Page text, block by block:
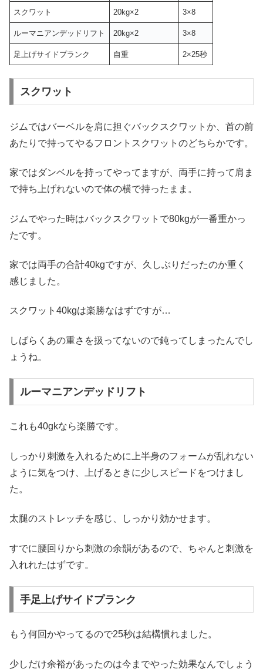
スクワット 20kg×2 3×8
ルーマニアンデッドリフト 20kg×2 3×8
足上げサイドプランク 自重 2×25秒
スクワット
ジムではバーベルを肩に担ぐバックスクワットか、首の前
あたりで持ってやるフロントスクワットのどちらかです。
家ではダンベルを持ってやってますが、両手に持って肩ま
で持ち上げれないので体の横で持ったまま。
ジムでやった時はバックスクワットで80kgが一番重かっ
たです。
家では両手の合計40kgですが、久しぶりだったのか重く
感じました。
スクワット40kgは楽勝なはずですが…
しばらくあの重さを扱ってないので鈍ってしまったんでし
ょうね。
ルーマニアンデッドリフト
これも40gkなら楽勝です。
しっかり刺激を入れるために上半身のフォームが乱れない
ように気をつけ、上げるときに少しスピードをつけまし
た。
太腿のストレッチを感じ、しっかり効かせます。
すでに腰回りから刺激の余韻があるので、ちゃんと刺激を
入れれたはずです。
手足上げサイドプランク
もう何回かやってるので25秒は結構慣れました。
少しだけ余裕があったのは今までやった効果なんでしょう